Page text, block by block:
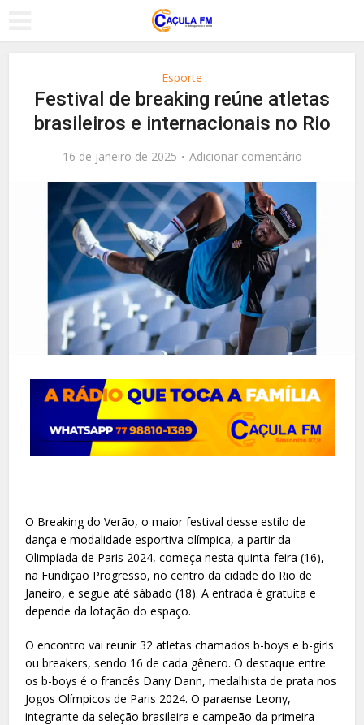
Esporte
Festival de breaking reúne atletas
brasileiros e internacionais no Rio
16 de janeiro de 2025 Adicionar comentário
O Breaking do Verão, o maior festival desse estilo de
dança e modalidade esportiva olímpica, a partir da
Olimpíada de Paris 2024, começa nesta quinta-feira (16),
na Fundição Progresso, no centro da cidade do Rio de
Janeiro, e segue até sábado (18). A entrada é gratuita e
depende da lotação do espaço.
O encontro vai reunir 32 atletas chamados b-boys e b-girls
ou breakers, sendo 16 de cada gênero. O destaque entre
os b-boys é o francês Dany Dann, medalhista de prata nos
Jogos Olímpicos de Paris 2024. O paraense Leony,
integrante da seleção brasileira e campeão da primeira